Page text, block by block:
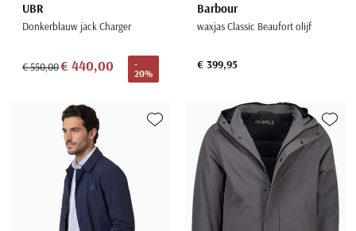
UBR
Donkerblauw jack Charger
€ 550,00€ 440,00
-
20%
Barbour
waxjas Classic Beaufort olijf
€ 399,95
Toevoegen aan favorieten